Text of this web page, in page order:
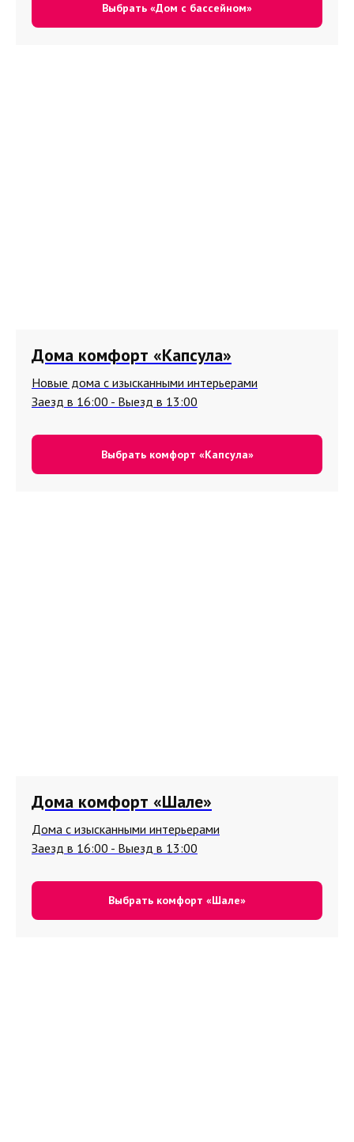
Выбрать «Дом с бассейном»
Дома комфорт «Капсула»
Новые дома с изысканными интерьерами
Заезд в 16:00 - Выезд в 13:00
Выбрать комфорт «Капсула»
Дома комфорт «Шале»
Дома с изысканными интерьерами
Заезд в 16:00 - Выезд в 13:00
Выбрать комфорт «Шале»